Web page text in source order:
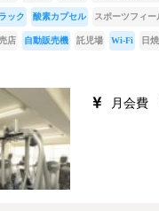
ック 酸素カプセル スポーツフィー
店 自動販売機 託児場 Wi-Fi 日
月会費